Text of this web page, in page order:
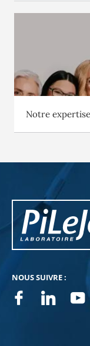
Notre
PiLeJe :
NOUS SUIVRE :
Facebook